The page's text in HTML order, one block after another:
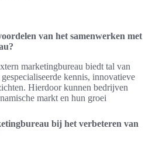
van het samenwerken met
marketingbureau biedt tal van
kennis, innovatieve
Hierdoor kunnen bedrijven
markt en hun groei
bij het verbeteren van